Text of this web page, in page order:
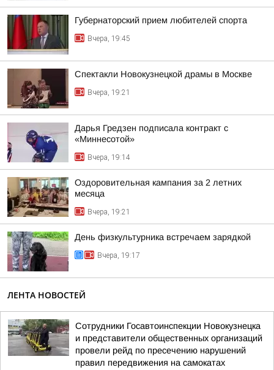
Губернаторский прием любителей спорта
Вчера, 19:45
Спектакли Новокузнецкой драмы в Москве
Вчера, 19:21
Дарья Гредзен подписала контракт с
«Миннесотой»
Вчера, 19:14
Оздоровительная кампания за 2 летних
месяца
Вчера, 19:21
День физкультурника встречаем зарядкой
Вчера, 19:17
ЛЕНТА НОВОСТЕЙ
Сотрудники Госавтоинспекции Новокузнецка
и представители общественных организаций
провели рейд по пресечению нарушений
правил передвижения на самокатах